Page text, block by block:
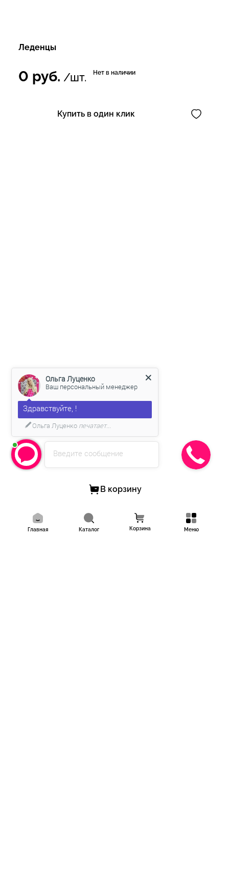
Леденцы
0 руб. /шт. Нет в наличии
Купить в один клик
В корзину
Главная Каталог Корзина Меню
Введите сообщение
Ольга Луценко
Ваш персональный менеджер
Здравствуйте, !
Ольга Луценко печатает...